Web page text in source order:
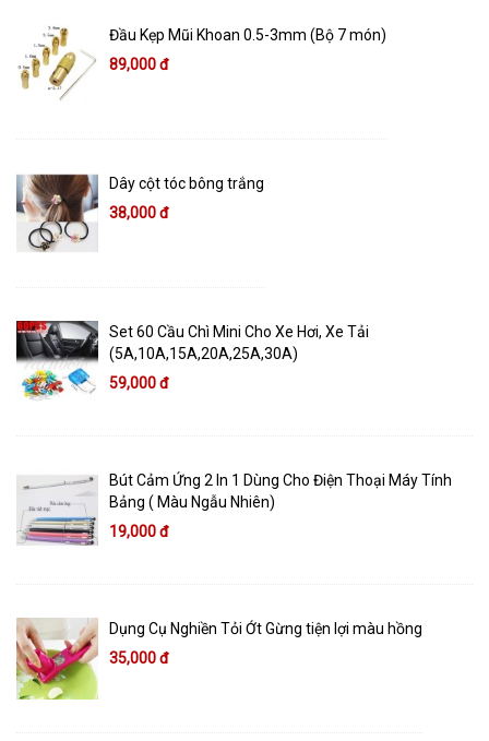
Đầu Kẹp Mũi Khoan 0.5-3mm (Bộ 7 món)
89,000 đ
Dây cột tóc bông trắng
38,000 đ
Set 60 Cầu Chì Mini Cho Xe Hơi, Xe Tải
(5A,10A,15A,20A,25A,30A)
59,000 đ
Bút Cảm Ứng 2 In 1 Dùng Cho Điện Thoại Máy Tính
Bảng ( Màu Ngẫu Nhiên)
19,000 đ
Dụng Cụ Nghiền Tỏi Ớt Gừng tiện lợi màu hồng
35,000 đ